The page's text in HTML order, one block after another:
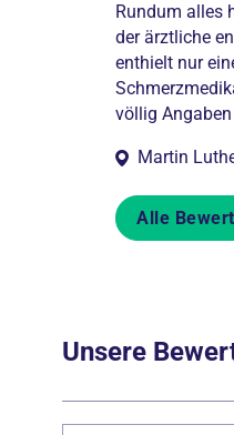
Rundum alles
der ärztliche
enthielt nur
völlig
Martin
Alle
Unsere